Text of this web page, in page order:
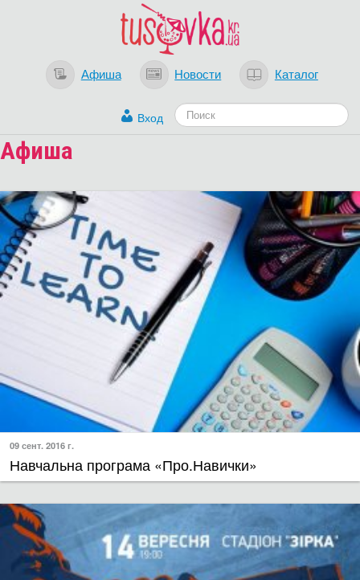
Афиша Новости Каталог
Вход
Афиша
09 сент. 2016 г.
Навчальна програма «Про.Навички»
Загрузка...